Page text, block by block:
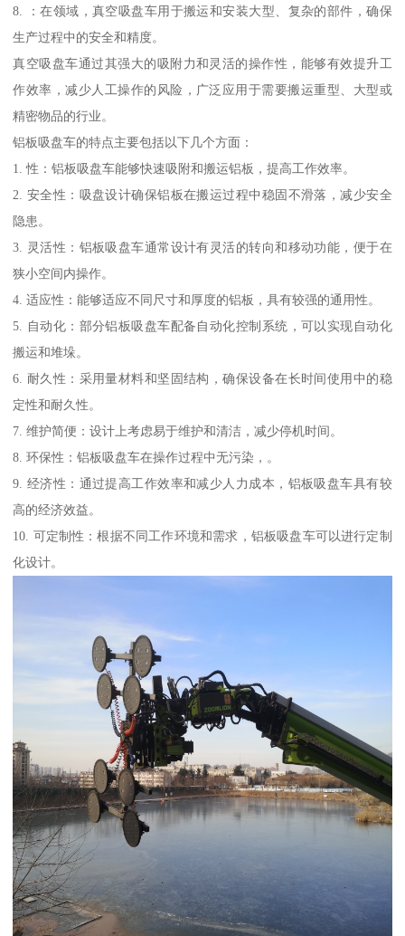
8. ：在领域，真空吸盘车用于搬运和安装大型、复杂的部件，确保
生产过程中的安全和精度。
真空吸盘车通过其强大的吸附力和灵活的操作性，能够有效提升工
作效率，减少人工操作的风险，广泛应用于需要搬运重型、大型或
精密物品的行业。
铝板吸盘车的特点主要包括以下几个方面：
1. 性：铝板吸盘车能够快速吸附和搬运铝板，提高工作效率。
2. 安全性：吸盘设计确保铝板在搬运过程中稳固不滑落，减少安全
隐患。
3. 灵活性：铝板吸盘车通常设计有灵活的转向和移动功能，便于在
狭小空间内操作。
4. 适应性：能够适应不同尺寸和厚度的铝板，具有较强的通用性。
5. 自动化：部分铝板吸盘车配备自动化控制系统，可以实现自动化
搬运和堆垛。
6. 耐久性：采用量材料和坚固结构，确保设备在长时间使用中的稳
定性和耐久性。
7. 维护简便：设计上考虑易于维护和清洁，减少停机时间。
8. 环保性：铝板吸盘车在操作过程中无污染，。
9. 经济性：通过提高工作效率和减少人力成本，铝板吸盘车具有较
高的经济效益。
10. 可定制性：根据不同工作环境和需求，铝板吸盘车可以进行定制
化设计。